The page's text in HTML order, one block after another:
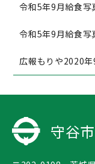
令和5年9月給食写
令和5年9月給食写
広報もりや2020
守谷